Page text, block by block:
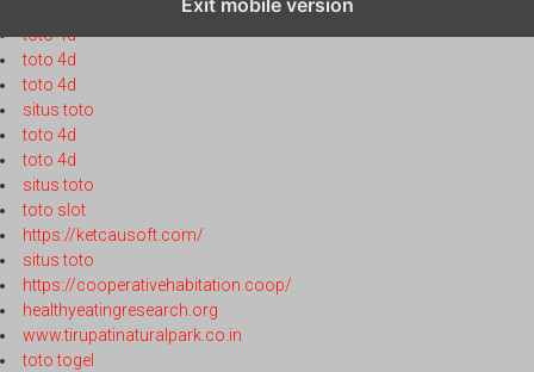
Exit mobile version
toto 4d
toto 4d
toto 4d
situs toto
toto 4d
toto 4d
situs toto
toto slot
https://ketcausoft.com/
situs toto
https://cooperativehabitation.coop/
healthyeatingresearch.org
www.tirupatinaturalpark.co.in
toto togel